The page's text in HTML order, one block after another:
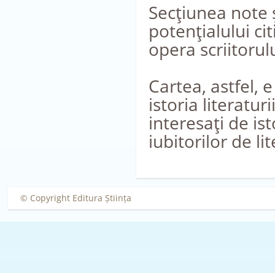
Secţiunea
potenţialului
opera
Cartea, astfel,
istoria
interesaţi de
iubitorilor de
© Copyright Editura Știința